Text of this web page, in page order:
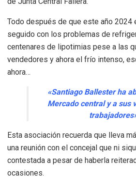
Todo después de que este año 2024
seguido con los problemas de
centenares de lipotimias pese a las
vendedores y ahora el frío intenso,
ahora…
«Santiago Ballester ha
Mercado central y a sus
Esta asociación recuerda que lleva
una reunión con el concejal que ni
contestada a pesar de haberla
ocasiones.